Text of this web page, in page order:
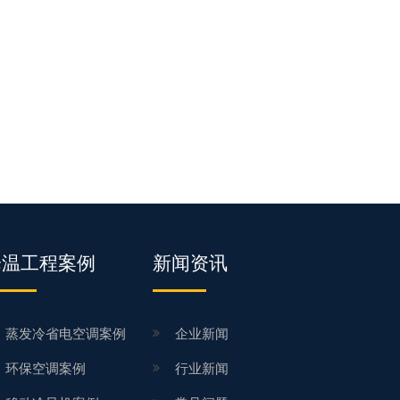
工程案例
蒸发冷省电空调案例
环保空调案例
新闻资讯
企业新闻
行业新闻